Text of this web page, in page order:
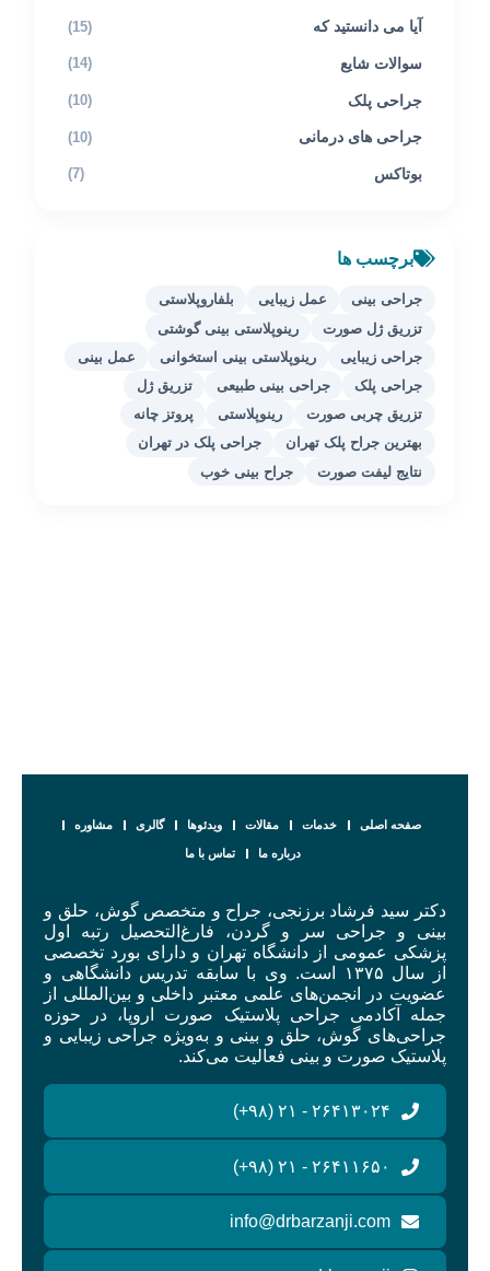
آیا می دانستید که (15)
سوالات شایع (14)
جراحی پلک (10)
جراحی های درمانی (10)
بوتاکس (7)
برچسب ها
جراحی بینی عمل زیبایی
بلفاروپلاستی
تزریق ژل صورت
رینوپلاستی بینی گوشتی
جراحی زیبایی
رینوپلاستی بینی استخوانی
عمل بینی
جراحی پلک
جراحی بینی طبیعی
تزریق ژل
تزریق چربی صورت
رینوپلاستی
پروتز چانه
بهترین جراح پلک تهران
جراحی پلک در تهران
نتایج لیفت صورت
جراح بینی خوب
صفحه اصلی خدمات مقالات ویدئوها گالری مشاوره
درباره ما تماس با ما
دکتر سید فرشاد برزنجی، جراح و متخصص گوش، حلق و
بینی و جراحی سر و گردن، فارغ‌التحصیل رتبه اول
پزشکی عمومی از دانشگاه تهران و دارای بورد تخصصی
از سال ۱۳۷۵ است. وی با سابقه تدریس دانشگاهی و
عضویت در انجمن‌های علمی معتبر داخلی و بین‌المللی از
جمله آکادمی جراحی پلاستیک صورت اروپا، در حوزه
جراحی‌های گوش، حلق و بینی و به‌ویژه جراحی زیبایی و
پلاستیک صورت و بینی فعالیت می‌کند.
۲۶۴۱۳۰۲۴ - ۲۱ (۹۸+)
۲۶۴۱۱۶۵۰ - ۲۱ (۹۸+)
info@drbarzanji.com